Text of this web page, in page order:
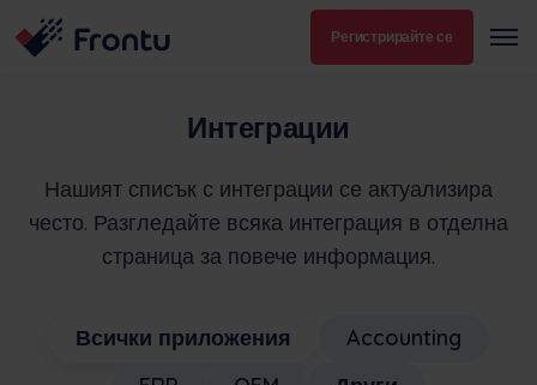
Регистрирайте се
Интеграции
Нашият списък с интеграции се актуализира
често. Разгледайте всяка интеграция в отделна
страница за повече информация.
Всички приложения
Accounting